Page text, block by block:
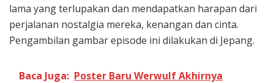
lama yang terlupakan dan mendapatkan harapan dari
perjalanan nostalgia mereka, kenangan dan cinta.
Pengambilan gambar episode ini dilakukan di Jepang.
Baca Juga: Poster Baru Werwulf Akhirnya